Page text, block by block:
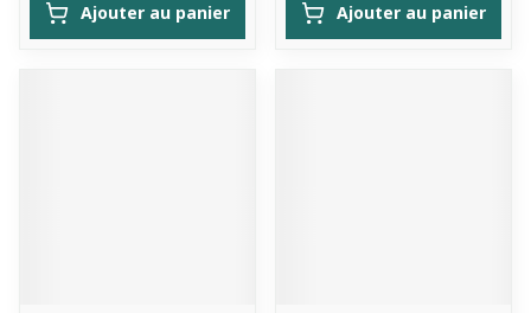
Ajouter au panier Ajouter au panier